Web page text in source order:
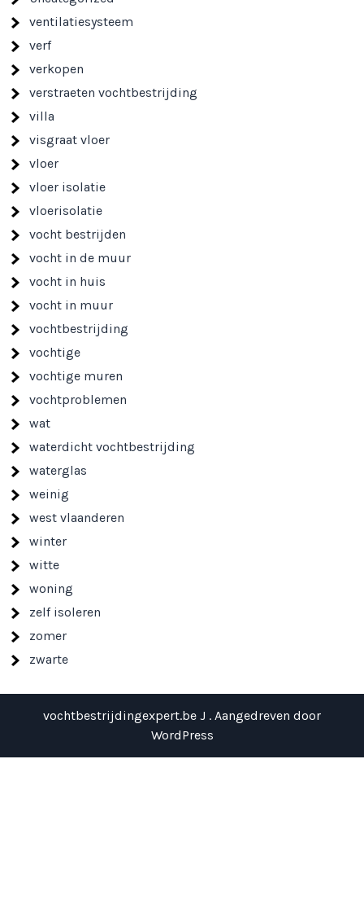
ventilatiesysteem
verf
verkopen
verstraeten vochtbestrijding
villa
visgraat vloer
vloer
vloer isolatie
vloerisolatie
vocht bestrijden
vocht in de muur
vocht in huis
vocht in muur
vochtbestrijding
vochtige
vochtige muren
vochtproblemen
wat
waterdicht vochtbestrijding
waterglas
weinig
west vlaanderen
winter
witte
woning
zelf isoleren
zomer
zwarte
vochtbestrijdingexpert.be J . Aangedreven door
WordPress